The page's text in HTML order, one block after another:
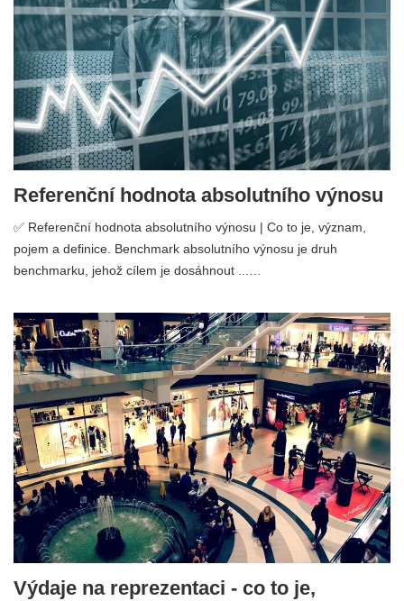
Referenční hodnota absolutního výnosu
✅ Referenční hodnota absolutního výnosu | Co to je, význam,
pojem a definice. Benchmark absolutního výnosu je druh
benchmarku, jehož cílem je dosáhnout ...…
Výdaje na reprezentaci - co to je,